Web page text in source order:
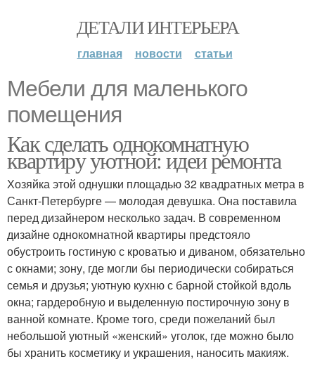
ДЕТАЛИ ИНТЕРЬЕРА
главная новости статьи
Мебели для маленького
помещения
Как сделать однокомнатную
квартиру уютной: идеи ремонта
Хозяйка этой однушки площадью 32 квадратных метра в
Санкт-Петербурге — молодая девушка. Она поставила
перед дизайнером несколько задач. В современном
дизайне однокомнатной квартиры предстояло
обустроить гостиную с кроватью и диваном, обязательно
с окнами; зону, где могли бы периодически собираться
семья и друзья; уютную кухню с барной стойкой вдоль
окна; гардеробную и выделенную постирочную зону в
ванной комнате. Кроме того, среди пожеланий был
небольшой уютный «женский» уголок, где можно было
бы хранить косметику и украшения, наносить макияж.